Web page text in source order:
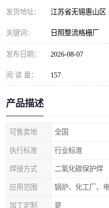
发货地址： 江苏省无锡惠山区
关键词： 日照整流格栅厂
发布日期： 2026-08-07
阅 读 量： 157
产品描述
可售卖地 全国
执行标准 行业标准
焊接方式 二氧化碳保护焊
应用范围 锅炉、化工厂、
加工定制 是